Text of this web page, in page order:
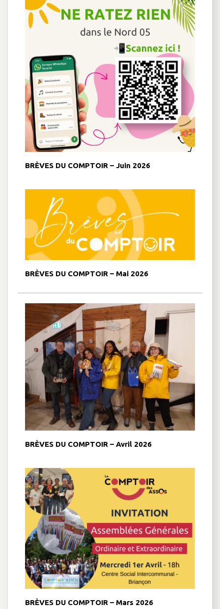
BRÈVES DU COMPTOIR – Juin 2026
BRÈVES DU COMPTOIR – Mai 2026
BRÈVES DU COMPTOIR – Avril 2026
BRÈVES DU COMPTOIR – Mars 2026